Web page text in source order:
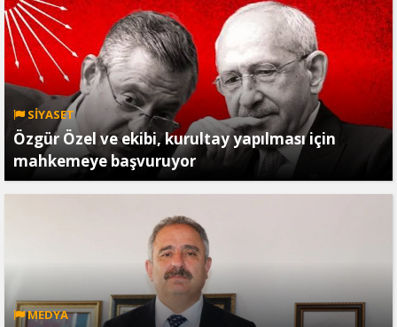
SİYASET
Özgür Özel ve ekibi, kurultay yapılması için
mahkemeye başvuruyor
MEDYA